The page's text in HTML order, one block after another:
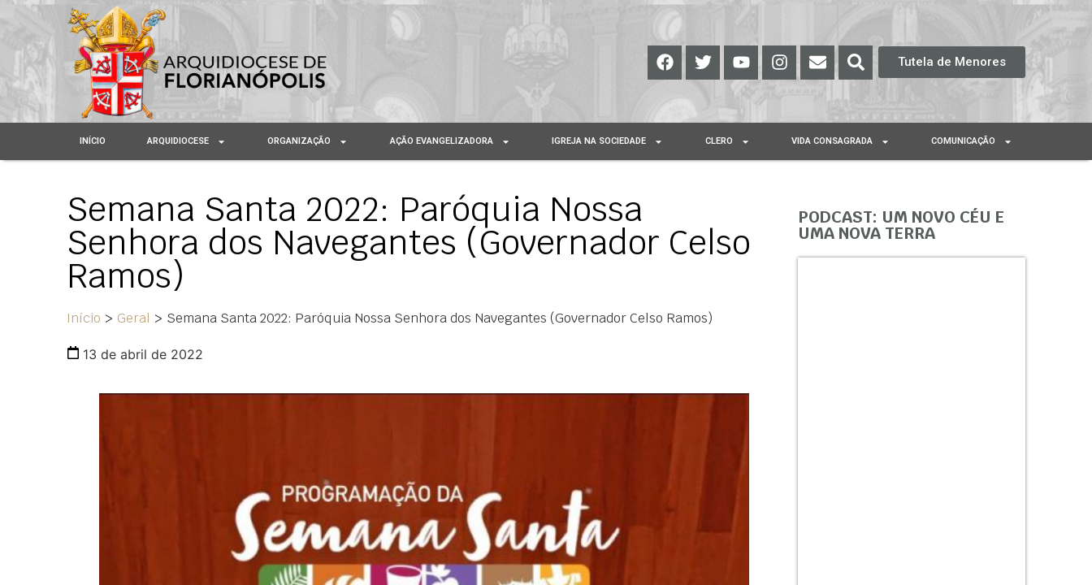
Tutela de Menores
INÍCIO ARQUIDIOCESE ORGANIZAÇÃO AÇÃO EVANGELIZADORA IGREJA NA SOCIEDADE CLERO VIDA CONSAGRADA COMUNICAÇÃO
Semana Santa 2022: Paróquia Nossa
Senhora dos Navegantes (Governador Celso
Ramos)
Início > Geral > Semana Santa 2022: Paróquia Nossa Senhora dos Navegantes (Governador Celso Ramos)
13 de abril de 2022
PODCAST: UM NOVO CÉU E
UMA NOVA TERRA